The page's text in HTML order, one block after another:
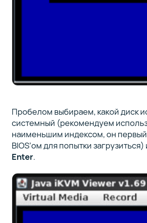
Пробелом выбираем, какой диск
системный (рекомендуем
наименьшим индексом, он первый
BIOS’ом для попытки
Enter.